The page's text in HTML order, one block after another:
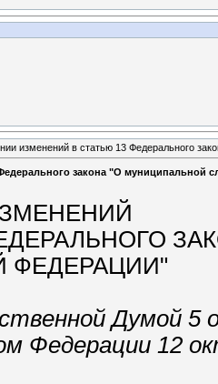
изменений в статью 13 Федерального
закона "О муниципальной
ФЕДЕРАЦИИ"
Думой 5
Федерации 12